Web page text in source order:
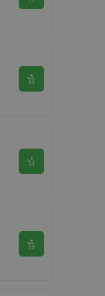
Se produkt
Se produkt
Se produkt